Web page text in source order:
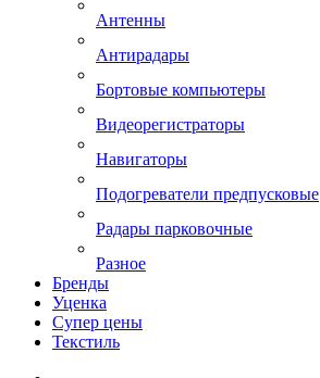
Антенны
Антирадары
Бортовые компьютеры
Видеорегистраторы
Навигаторы
Подогреватели предпусковые
Радары парковочные
Разное
Бренды
Уценка
Супер цены
Текстиль